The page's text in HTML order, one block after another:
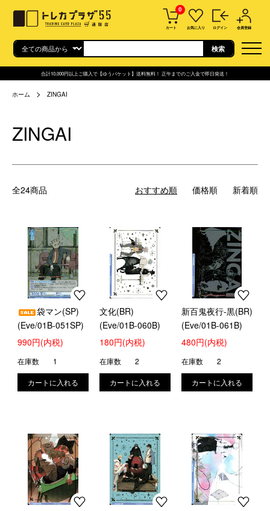
0
カート お気に入り ログイン 会員登録
合計10,000円以上ご購入で【ゆうパケット】送料無料！ 正午までのご入金で即日発送！
ホーム ZINGAI
ZINGAI
全24商品 おすすめ順 価格順 新着順
袋マン(SP)
(Eve/01B-051SP)
990円(内税)
在庫数 1
文化(BR)
(Eve/01B-060B)
180円(内税)
在庫数 2
新百鬼夜行-黒(BR)
(Eve/01B-061B)
480円(内税)
在庫数 2